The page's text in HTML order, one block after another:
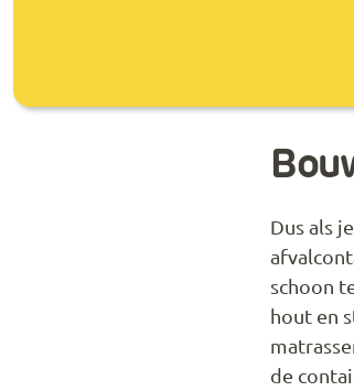
Dus als
schoon
hout en
de